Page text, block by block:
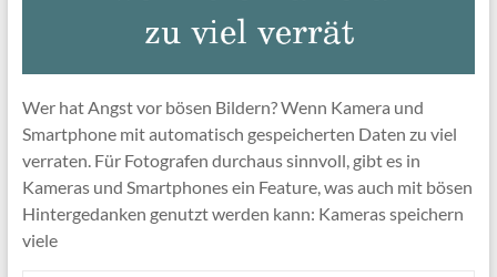
Wer hat Angst vor bösen Bildern? Wenn Kamera und
Smartphone mit automatisch gespeicherten Daten zu viel
verraten. Für Fotografen durchaus sinnvoll, gibt es in
Kameras und Smartphones ein Feature, was auch mit bösen
Hintergedanken genutzt werden kann: Kameras speichern
viele